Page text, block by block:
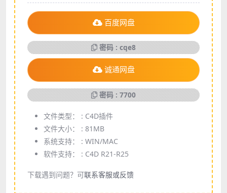
百度网盘
密码 : cqe8
诚通网盘
密码 : 7700
文件类型： : C4D插件
文件大小： : 81MB
系统支持： : WIN/MAC
软件支持： : C4D R21-R25
下载遇到问题？可联系客服或反馈